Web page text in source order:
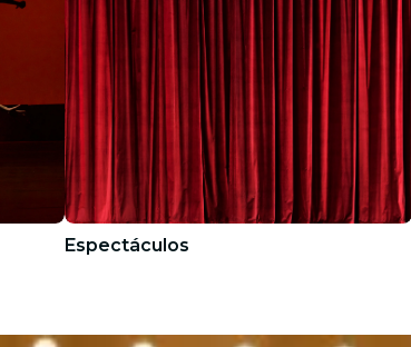
Espectáculos